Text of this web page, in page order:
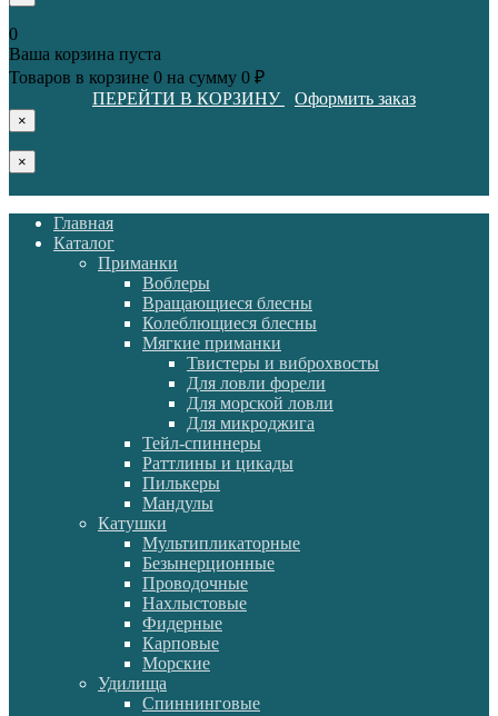
0
Ваша корзина пуста
Товаров в корзине 0 на сумму 0 ₽
ПЕРЕЙТИ В КОРЗИНУ
Оформить заказ
×
×
Главная
Каталог
Приманки
Воблеры
Вращающиеся блесны
Колеблющиеся блесны
Мягкие приманки
Твистеры и виброхвосты
Для ловли форели
Для морской ловли
Для микроджига
Тейл-спиннеры
Раттлины и цикады
Пилькеры
Мандулы
Катушки
Мультипликаторные
Безынерционные
Проводочные
Нахлыстовые
Фидерные
Карповые
Морские
Удилища
Спиннинговые